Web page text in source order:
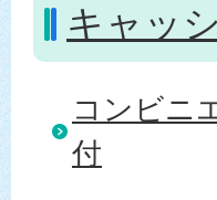
キャッ
コンビニ
付